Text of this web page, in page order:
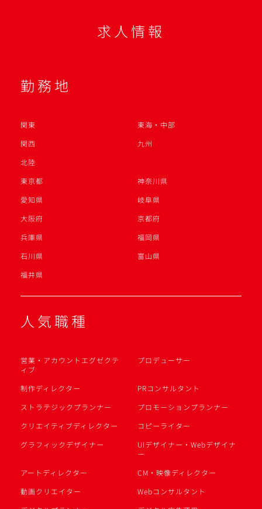
求人情報
勤務地
関東
東海・中部
関西
九州
北陸
東京都
神奈川県
愛知県
岐阜県
大阪府
京都府
兵庫県
福岡県
石川県
富山県
福井県
人気職種
営業・アカウントエグゼクテ
ィブ
プロデューサー
制作ディレクター
PRコンサルタント
ストラテジックプランナー
プロモーションプランナー
クリエイティブディレクター
コピーライター
グラフィックデザイナー
UIデザイナー・Webデザイナ
ー
アートディレクター
CM・映像ディレクター
動画クリエイター
Webコンサルタント